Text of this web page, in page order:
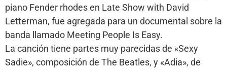
piano Fender rhodes en Late Show with David
Letterman, fue agregada para un documental sobre la
banda llamado Meeting People Is Easy.
La canción tiene partes muy parecidas de «Sexy
Sadie», composición de The Beatles, y «Adia», de